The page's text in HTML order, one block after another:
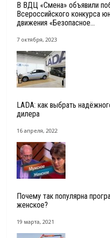
В ВДЦ «Смена» объявили
Всероссийского конкурса
движения «Безопасное...
7 октября, 2023
LADA: как выбрать
дилера
16 апреля, 2022
Почему так популярна
женское?
19 марта, 2021